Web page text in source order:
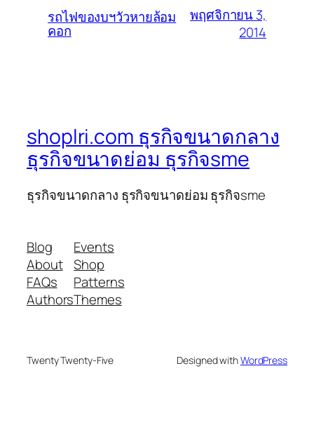
รถไฟของบฯวัวหายล้อม
คอก
พฤศจิกายน 3,
2014
shoplri.com ธุรกิจขนาดกลาง
ธุรกิจขนาดย่อม ธุรกิจsme
ธุรกิจขนาดกลาง ธุรกิจขนาดย่อม ธุรกิจsme
Blog
About
FAQs
Authors
Events
Shop
Patterns
Themes
Twenty Twenty-Five Designed withWordPress